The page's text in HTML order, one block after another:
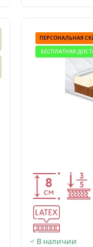
ПЕРСОНАЛЬНАЯ
БЕСПЛАТНАЯ
В наличии